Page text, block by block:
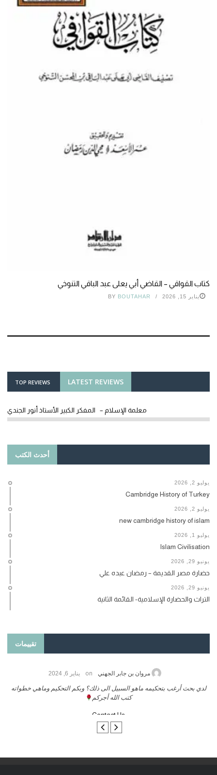
كتاب القواقي – القاضي أبي يعلى عبد الباقي التنوخي
يناير 15, 2026 BY BOUTAHAR
LATEST REVIEWS
TOP REVIEWS
معلمة الإسلام – المفكر الكبير الأستاذ أنور الجندي
أحدث الكتب
يوليو 2, 2026
Cambridge History of Turkey
يوليو 2, 2026
new cambridge history of islam
يوليو 1, 2026
Islam Civilisation
يونيو 29, 2026
حضارة مصر القديمة – رمضان عبده علي
يونيو 29, 2026
التراث والحضارة الإسلامية- القائمة الثانية
تقييمات
لدي بحث أرغب بتحكيمه ماهو
الله وبركاتة أرغب بنشر كتابي معكم